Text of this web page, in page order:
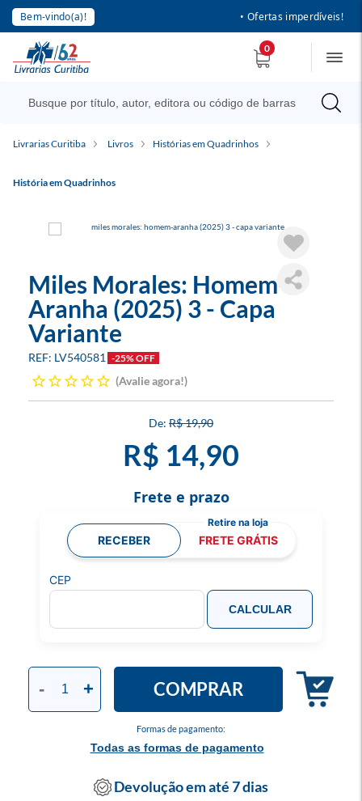
Bem-vindo(a)! • Ofertas imperdíveis!
0
Livrarias Curitiba Livros Histórias em Quadrinhos
História em Quadrinhos
Miles Morales: Homem-
Aranha (2025) 3 - Capa
Variante
LV540581 -25% OFF
Avalie agora!
R$ 19,90
R$ 14,90
Formas de pagamento:
Todas as formas de pagamento
- + COMPRAR
Frete e prazo
RECEBER FRETE GRÁTIS
CEP
CALCULAR
Devolução em até 7 dias